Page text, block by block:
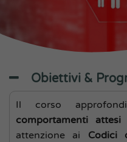
Obiettivi &
Il corso
comportamenti
attenzione ai Codici